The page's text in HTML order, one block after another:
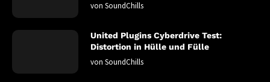
von SoundChills
United Plugins Cyberdrive Test:
Distortion in Hülle und Fülle
von SoundChills